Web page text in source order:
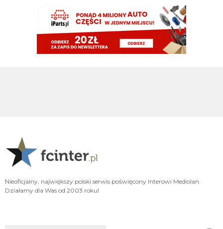
08.08.2026 15:48
Mnie bardziej cieszy ich gra, słabo ten Milan wygląda
08.08.2026 15:29
Nie cieszy przepaść pomiędzy PL a Serie A
Nerazzurro90
a ty nad czym pracujesz tukory aktualnie
tyle ze musi popracowac w defensywie bardziej
Nieoficjalny, największy polski serwis poświęcony Interowi Mediolan.
Działamy dla Was od 2003 roku!